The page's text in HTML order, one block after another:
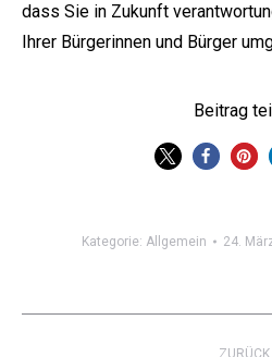
dass Sie in Zukunft
Ihrer Bürgerinnen und Bürger
Beitrag
Kategorie: Allgemein 24.